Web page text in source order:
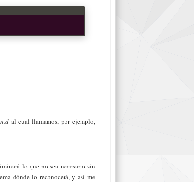
al cual llamamos, por ejemplo,
lo que no sea necesario sin
dónde lo reconocerá, y así me